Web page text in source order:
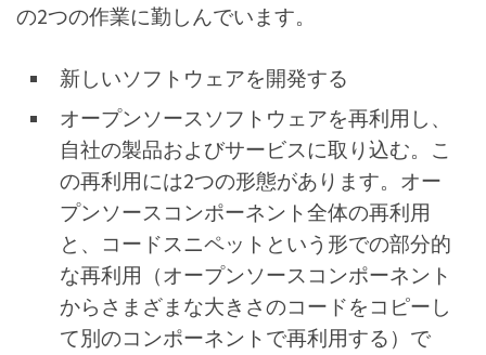
の2つの作業に勤しんでいます。
新しいソフトウェアを開発する
オープンソースソフトウェアを再利用し、
自社の製品およびサービスに取り込む。こ
の再利用には2つの形態があります。オー
プンソースコンポーネント全体の再利用
と、コードスニペットという形での部分的
な再利用（オープンソースコンポーネント
からさまざまな大きさのコードをコピーし
て別のコンポーネントで再利用する）で